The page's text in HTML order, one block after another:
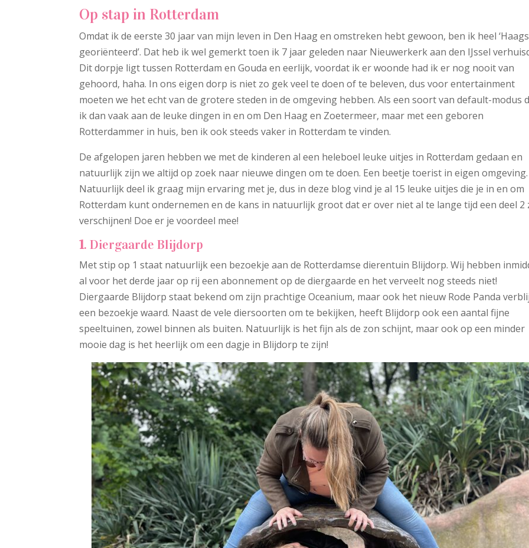
Op stap in Rotterdam
Omdat ik de eerste 30 jaar van mijn leven in Den Haag en omstreken hebt gewoon, ben ik heel ‘Haags
georiënteerd’. Dat heb ik wel gemerkt toen ik 7 jaar geleden naar Nieuwerkerk aan den IJssel
Dit dorpje ligt tussen Rotterdam en Gouda en eerlijk, voordat ik er woonde had ik er nog nooit van
gehoord, haha. In ons eigen dorp is niet zo gek veel te doen of te beleven, dus voor entertainment
moeten we het echt van de grotere steden in de omgeving hebben. Als een soort van default-modus
ik dan vaak aan de leuke dingen in en om Den Haag en Zoetermeer, maar met een geboren
Rotterdammer in huis, ben ik ook steeds vaker in Rotterdam te vinden.
De afgelopen jaren hebben we met de kinderen al een heleboel leuke uitjes in Rotterdam gedaan en
natuurlijk zijn we altijd op zoek naar nieuwe dingen om te doen. Een beetje toerist in eigen omgeving.
Natuurlijk deel ik graag mijn ervaring met je, dus in deze blog vind je al 15 leuke uitjes die je in en om
Rotterdam kunt ondernemen en de kans in natuurlijk groot dat er over niet al te lange tijd een deel 2
verschijnen! Doe er je voordeel mee!
1. Diergaarde Blijdorp
Met stip op 1 staat natuurlijk een bezoekje aan de Rotterdamse dierentuin Blijdorp. Wij hebben
al voor het derde jaar op rij een abonnement op de diergaarde en het verveelt nog steeds niet!
Diergaarde Blijdorp staat bekend om zijn prachtige Oceanium, maar ook het nieuw Rode Panda
een bezoekje waard. Naast de vele diersoorten om te bekijken, heeft Blijdorp ook een aantal fijne
speeltuinen, zowel binnen als buiten. Natuurlijk is het fijn als de zon schijnt, maar ook op een minder
mooie dag is het heerlijk om een dagje in Blijdorp te zijn!